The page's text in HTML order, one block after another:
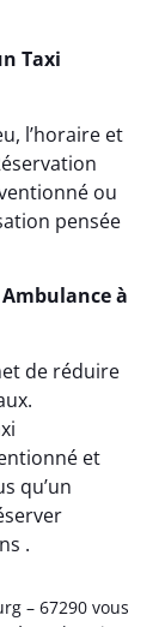
Taxi
l’horaire et
ou
pensée
à
de réduire
et
qu’un
.
– 67290 vous